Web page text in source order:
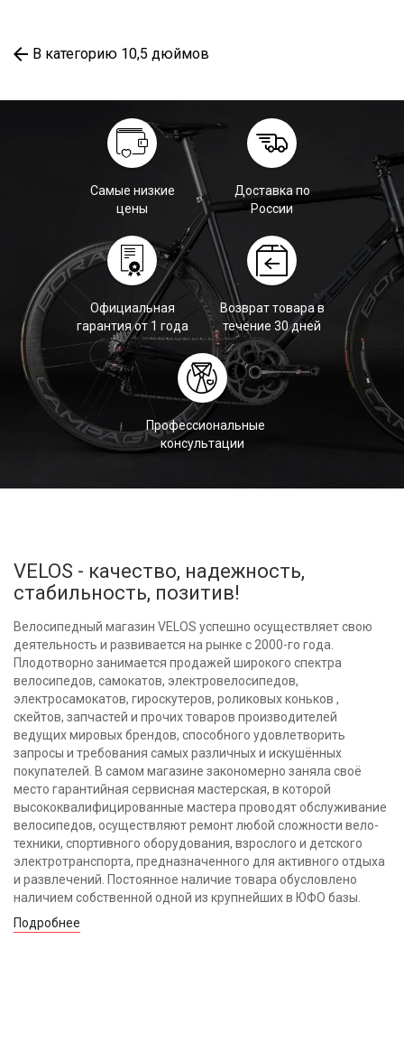
В категорию 10,5 дюймов
Самые низкие
цены
Доставка по
России
Официальная
гарантия от 1 года
Возврат товара в
течение 30 дней
Профессиональные
консультации
VELOS - качество, надежность,
стабильность, позитив!
Велосипедный магазин VELOS успешно осуществляет свою
деятельность и развивается на рынке с 2000-го года.
Плодотворно занимается продажей широкого спектра
велосипедов, самокатов, электровелосипедов,
электросамокатов, гироскутеров, роликовых коньков ,
скейтов, запчастей и прочих товаров производителей
ведущих мировых брендов, способного удовлетворить
запросы и требования самых различных и искушённых
покупателей. В самом магазине закономерно заняла своё
место гарантийная сервисная мастерская, в которой
высококвалифицированные мастера проводят обслуживание
велосипедов, осуществляют ремонт любой сложности вело-
техники, спортивного оборудования, взрослого и детского
электротранспорта, предназначенного для активного отдыха
и развлечений. Постоянное наличие товара обусловлено
наличием собственной одной из крупнейших в ЮФО базы.
Подробнее